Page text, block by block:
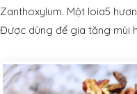
Zanthoxylum. Một loia5
Được dùng để gia tăng mùi